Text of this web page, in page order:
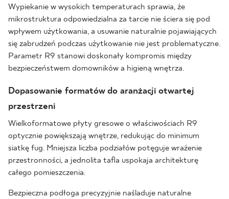
Wypiekanie w wysokich temperaturach sprawia, że
mikrostruktura odpowiedzialna za tarcie nie ściera się pod
wpływem użytkowania, a usuwanie naturalnie pojawiających
się zabrudzeń podczas użytkowanie nie jest problematyczne.
Parametr R9 stanowi doskonały kompromis między
bezpieczeństwem domowników a higieną wnętrza.
Dopasowanie formatów do aranżacji otwartej
przestrzeni
Wielkoformatowe płyty gresowe o właściwościach R9
optycznie powiększają wnętrze, redukując do minimum
siatkę fug. Mniejsza liczba podziałów potęguje wrażenie
przestronności, a jednolita tafla uspokaja architekturę
całego pomieszczenia.
Bezpieczna podłoga precyzyjnie naśladuje naturalne